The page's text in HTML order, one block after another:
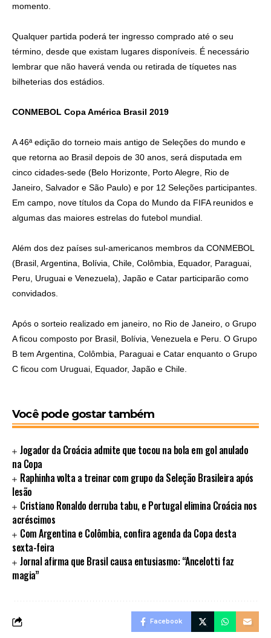
momento.
Qualquer partida poderá ter ingresso comprado até o seu
término, desde que existam lugares disponíveis. É necessário
lembrar que não haverá venda ou retirada de tíquetes nas
bilheterias dos estádios.
CONMEBOL Copa América Brasil 2019
A 46ª edição do torneio mais antigo de Seleções do mundo e
que retorna ao Brasil depois de 30 anos, será disputada em
cinco cidades-sede (Belo Horizonte, Porto Alegre, Rio de
Janeiro, Salvador e São Paulo) e por 12 Seleções participantes.
Em campo, nove títulos da Copa do Mundo da FIFA reunidos e
algumas das maiores estrelas do futebol mundial.
Além dos dez países sul-americanos membros da CONMEBOL
(Brasil, Argentina, Bolívia, Chile, Colômbia, Equador, Paraguai,
Peru, Uruguai e Venezuela), Japão e Catar participarão como
convidados.
Após o sorteio realizado em janeiro, no Rio de Janeiro, o Grupo
A ficou composto por Brasil, Bolívia, Venezuela e Peru. O Grupo
B tem Argentina, Colômbia, Paraguai e Catar enquanto o Grupo
C ficou com Uruguai, Equador, Japão e Chile.
Você pode gostar também
Jogador da Croácia admite que tocou na bola em gol anulado
na Copa
Raphinha volta a treinar com grupo da Seleção Brasileira após
lesão
Cristiano Ronaldo derruba tabu, e Portugal elimina Croácia nos
acréscimos
Com Argentina e Colômbia, confira agenda da Copa desta
sexta-feira
Jornal afirma que Brasil causa entusiasmo: “Ancelotti faz
magia”
Facebook